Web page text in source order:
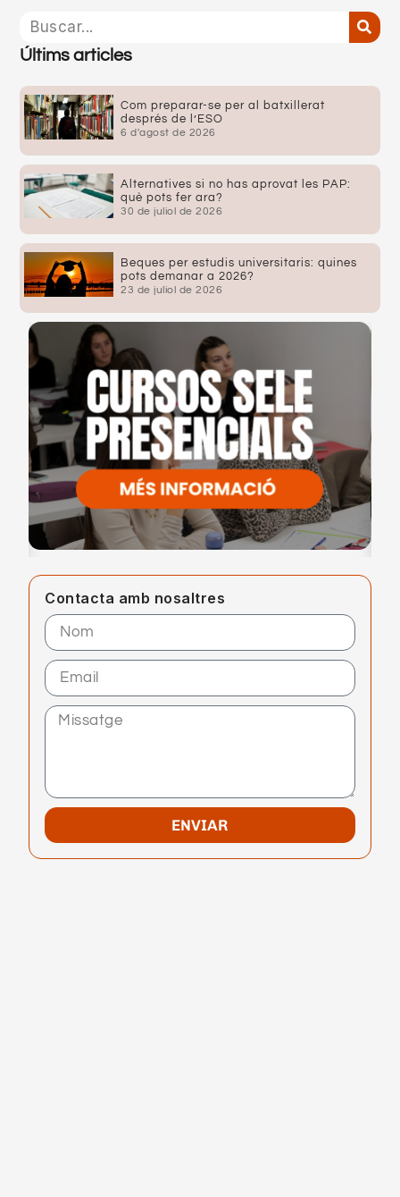
Últims articles
Com preparar-se per al batxillerat
després de l’ESO
6 d'agost de 2026
Alternatives si no has aprovat les PAP:
què pots fer ara?
30 de juliol de 2026
Beques per estudis universitaris: quines
pots demanar a 2026?
23 de juliol de 2026
Contacta amb nosaltres
ENVIAR